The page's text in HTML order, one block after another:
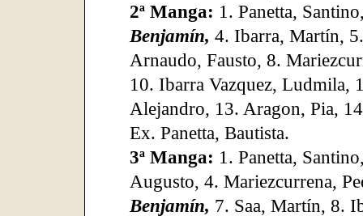
2ª Manga: 1. Panetta,
Benjamín, 4. Ibarra, Martín,
Arnaudo, Fausto, 8.
10. Ibarra Vazquez, Ludmila,
Alejandro, 13. Aragon, Pia,
Ex. Panetta, Bautista.
3ª Manga: 1. Panetta,
Augusto, 4. Mariezcurrena,
Benjamín, 7. Saa, Martín, 8.